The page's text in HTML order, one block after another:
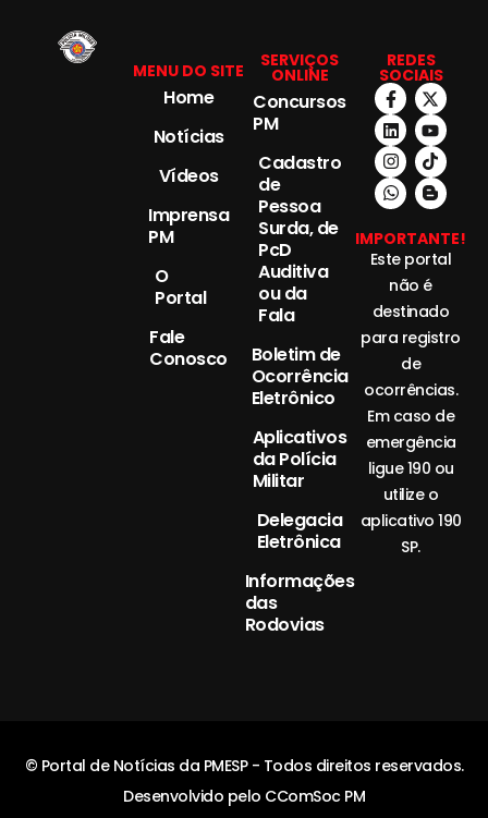
MENU DO SITE
Home
Notícias
Vídeos
Imprensa
PM
O
Portal
Fale
Conosco
SERVIÇOS
ONLINE
Concursos
PM
Cadastro
de
Pessoa
Surda, de
PcD
Auditiva
ou da
Fala
Boletim de
Ocorrência
Eletrônico
Aplicativos
da Polícia
Militar
Delegacia
Eletrônica
Informações
das
Rodovias
REDES
SOCIAIS
IMPORTANTE!
Este portal
não é
destinado
para registro
de
ocorrências.
Em caso de
emergência
ligue 190 ou
utilize o
aplicativo 190
SP.
© Portal de Notícias da PMESP - Todos direitos reservados.
Desenvolvido pelo CComSoc PM